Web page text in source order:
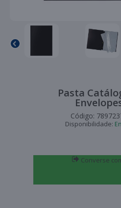
Pasta
Código:
Disponibilidade:
Converse